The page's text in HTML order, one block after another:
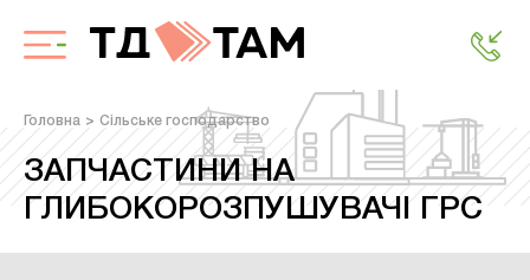
Головна Сільське господарство
ЗАПЧАСТИНИ НА
ГЛИБОКОРОЗПУШУВАЧІ ГРС